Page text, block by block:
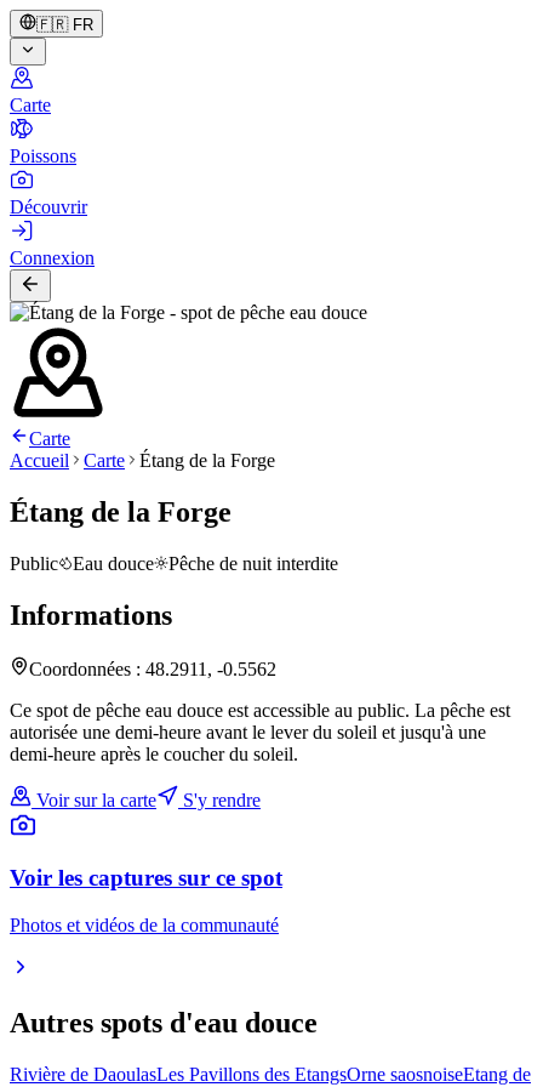
🇫🇷 FR
Carte
Poissons
Découvrir
Connexion
Carte
Accueil
Carte Étang de la Forge
Étang de la Forge
Public Eau douce Pêche de nuit interdite
Informations
Coordonnées : 48.2911 , -0.5562
Ce spot de pêche eau douce est accessible au public. La pêche est
autorisée une demi-heure avant le lever du soleil et jusqu'à une
demi-heure après le coucher du soleil.
Voir sur la carte S'y rendre
Voir les captures sur ce spot
Photos et vidéos de la communauté
Autres spots d'eau douce
Rivière de DaoulasLes Pavillons des EtangsOrne saosnoiseEtang de